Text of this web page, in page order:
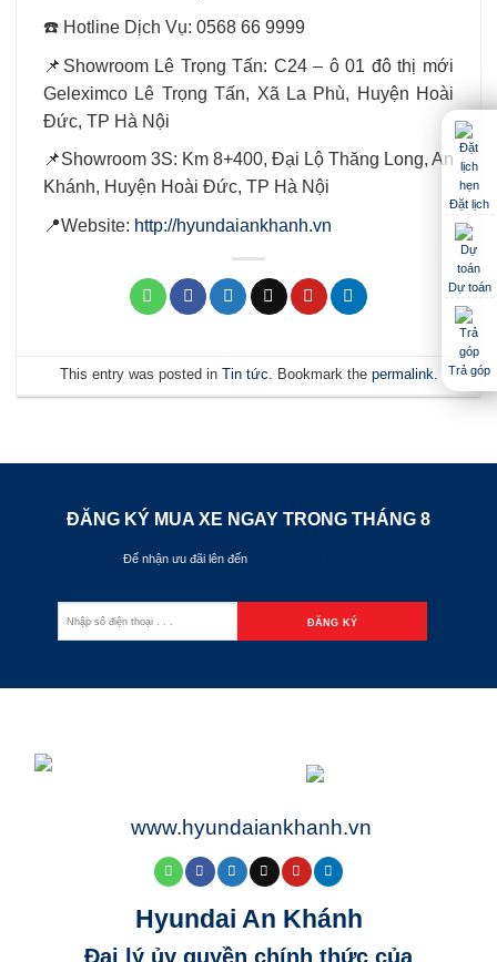
☎️ Hotline Dịch Vụ: 0568 66 9999
📌Showroom Lê Trọng Tấn: C24 – ô 01 đô thị mới
Geleximco Lê Trọng Tấn, Xã La Phù, Huyện Hoài
Đức, TP Hà Nội
📌Showroom 3S: Km 8+400, Đại Lộ Thăng Long, An
Khánh, Huyện Hoài Đức, TP Hà Nội
📍Website: http://hyundaiankhanh.vn
This entry was posted in Tin tức. Bookmark the permalink.
ĐĂNG KÝ MUA XE NGAY TRONG THÁNG 8
Để nhận ưu đãi lên đến
www.hyundaiankhanh.vn
Hyundai An Khánh
Đại lý ủy quyền chính thức của
Đặt lịch
Dự toán
Trả góp